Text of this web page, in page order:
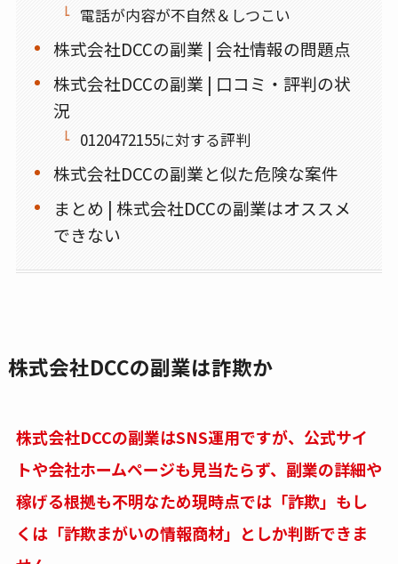
電話が内容が不自然＆しつこい
株式会社DCCの副業 | 会社情報の問題点
株式会社DCCの副業 | 口コミ・評判の状
況
0120472155に対する評判
株式会社DCCの副業と似た危険な案件
まとめ | 株式会社DCCの副業はオススメ
できない
株式会社DCCの副業は詐欺か
株式会社DCCの副業はSNS運用ですが、公式サイ
トや会社ホームページも見当たらず、副業の詳細や
稼げる根拠も不明なため現時点では「詐欺」もし
くは「詐欺まがいの情報商材」としか判断できま